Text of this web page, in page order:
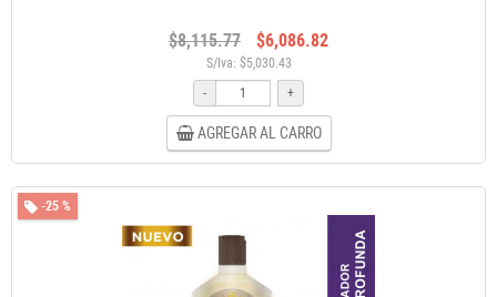
$8,115.77 $6,086.82
S/Iva: $5,030.43
-
+
AGREGAR AL CARRO
-25 %